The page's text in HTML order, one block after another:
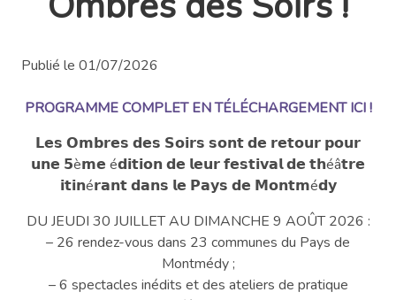
Publié le 01/07/2026
PROGRAMME COMPLET EN TÉLÉCHARGEMENT ICI !
𝗟𝗲𝘀 𝗢𝗺𝗯𝗿𝗲𝘀 𝗱𝗲𝘀 𝗦𝗼𝗶𝗿𝘀 𝘀𝗼𝗻𝘁 𝗱𝗲 𝗿𝗲𝘁𝗼𝘂𝗿 𝗽𝗼𝘂𝗿
𝘂𝗻𝗲 𝟱è𝗺𝗲 é𝗱𝗶𝘁𝗶𝗼𝗻 𝗱𝗲 𝗹𝗲𝘂𝗿 𝗳𝗲𝘀𝘁𝗶𝘃𝗮𝗹 𝗱𝗲 𝘁𝗵éâ𝘁𝗿𝗲
𝗶𝘁𝗶𝗻é𝗿𝗮𝗻𝘁 𝗱𝗮𝗻𝘀 𝗹𝗲 𝗣𝗮𝘆𝘀 𝗱𝗲 𝗠𝗼𝗻𝘁𝗺é𝗱𝘆
DU JEUDI 30 JUILLET AU DIMANCHE 9 AOÛT 2026 :
– 26 rendez-vous dans 23 communes du Pays de
Montmédy ;
– 6 spectacles inédits et des ateliers de pratique